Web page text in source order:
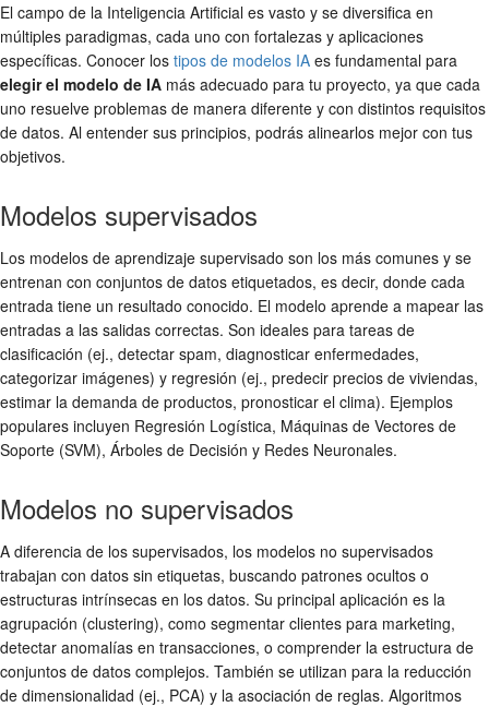
El campo de la Inteligencia Artificial es vasto y se diversifica en
múltiples paradigmas, cada uno con fortalezas y aplicaciones
específicas. Conocer los tipos de modelos IA es fundamental para
elegir el modelo de IA más adecuado para tu proyecto, ya que cada
uno resuelve problemas de manera diferente y con distintos requisitos
de datos. Al entender sus principios, podrás alinearlos mejor con tus
objetivos.
Modelos supervisados
Los modelos de aprendizaje supervisado son los más comunes y se
entrenan con conjuntos de datos etiquetados, es decir, donde cada
entrada tiene un resultado conocido. El modelo aprende a mapear las
entradas a las salidas correctas. Son ideales para tareas de
clasificación (ej., detectar spam, diagnosticar enfermedades,
categorizar imágenes) y regresión (ej., predecir precios de viviendas,
estimar la demanda de productos, pronosticar el clima). Ejemplos
populares incluyen Regresión Logística, Máquinas de Vectores de
Soporte (SVM), Árboles de Decisión y Redes Neuronales.
Modelos no supervisados
A diferencia de los supervisados, los modelos no supervisados
trabajan con datos sin etiquetas, buscando patrones ocultos o
estructuras intrínsecas en los datos. Su principal aplicación es la
agrupación (clustering), como segmentar clientes para marketing,
detectar anomalías en transacciones, o comprender la estructura de
conjuntos de datos complejos. También se utilizan para la reducción
de dimensionalidad (ej., PCA) y la asociación de reglas. Algoritmos